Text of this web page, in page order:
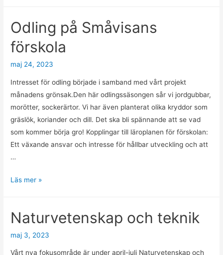
Odling på Småvisans
förskola
maj 24, 2023
Intresset för odling började i samband med vårt projekt
månadens grönsak.Den här odlingssäsongen sår vi jordgubbar,
morötter, sockerärtor. Vi har även planterat olika kryddor som
gräslök, koriander och dill. Det ska bli spännande att se vad
som kommer börja gro! Kopplingar till läroplanen för förskolan:
Ett växande ansvar och intresse för hållbar utveckling och att
…
Odling
förskola
Läs mer »
Naturvetenskap och teknik
maj 3, 2023
Vårt nya fokusområde är under april-juli Naturvetenskap och